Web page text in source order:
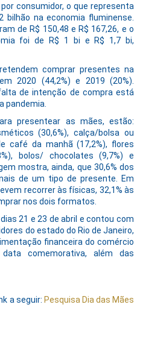
consumidor, o que representa
bilhão na economia fluminense.
de R$ 150,48 e R$ 167,26, e o
foi de R$ 1 bi e R$ 1,7 bi,
comprar presentes na
2020 (44,2%) e 2019 (20%).
de intenção de compra está
pandemia.
presentear as mães, estão:
(30,6%), calça/bolsa ou
café da manhã (17,2%), flores
bolos/ chocolates (9,7%) e
mostra, ainda, que 30,6% dos
de um tipo de presente. Em
recorrer às físicas, 32,1% às
nos dois formatos.
21 e 23 de abril e contou com
do estado do Rio de Janeiro,
financeira do comércio
comemorativa, além das
a seguir: Pesquisa Dia das Mães